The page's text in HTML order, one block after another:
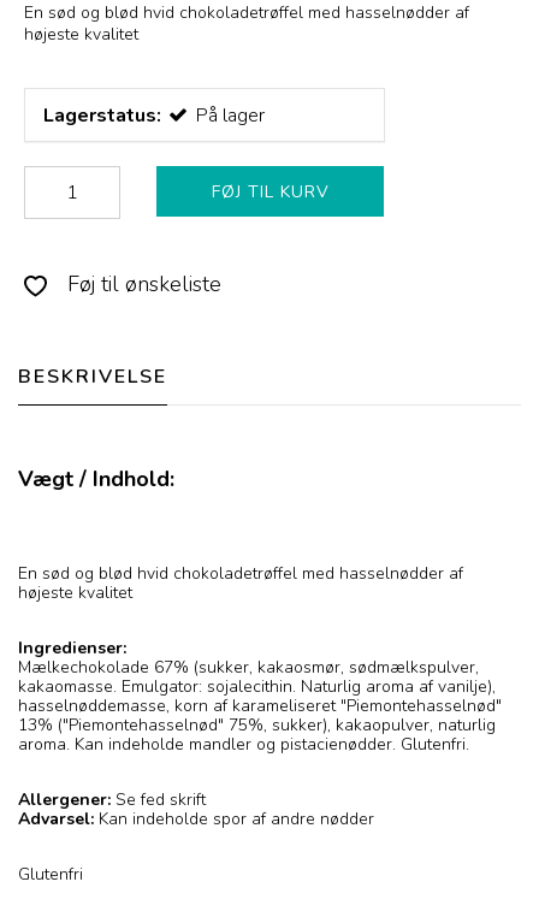
En sød og blød hvid chokoladetrøffel med hasselnødder af
højeste kvalitet
Lagerstatus: På lager
FØJ TIL KURV
Føj til ønskeliste
BESKRIVELSE
Vægt / Indhold:
En sød og blød hvid chokoladetrøffel med hasselnødder af
højeste kvalitet
Ingredienser:
Mælkechokolade 67% (sukker, kakaosmør, sødmælkspulver,
kakaomasse. Emulgator: sojalecithin. Naturlig aroma af vanilje),
hasselnøddemasse, korn af karameliseret "Piemontehasselnød"
13% ("Piemontehasselnød" 75%, sukker), kakaopulver, naturlig
aroma. Kan indeholde mandler og pistacienødder. Glutenfri.
Allergener: Se fed skrift
Advarsel: Kan indeholde spor af andre nødder
Glutenfri